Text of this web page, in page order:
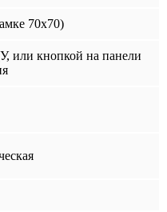
70х70)
или кнопкой на панели